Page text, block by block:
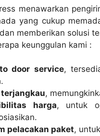
menawarkan
yang cukup
memberikan solusi
keunggulan kami :
door service,
terjangkau,
harga, untuk
pelacakan paket,